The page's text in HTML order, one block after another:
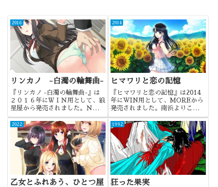
2016
リンカノ -白濁の輪舞曲-
『リンカノ -白濁の輪舞曲-』は
２０１６年にＷＩＮ用として、狼
星屋から発売されました。ＮＴＲ
でもあるけれど、むしろ輪姦特化
の作品ですね。
2014
ヒマワリと恋の記憶
『ヒマワリと恋の記憶』は2014
年にWIN用として、MOREから
発売されました。南浜よりこ氏が
メイン原画となったのはこれが初
ですかね。グラフィックの印象的
な作品でした。
2022
乙女とふれあう、ひとつ屋
1992
狂った果実